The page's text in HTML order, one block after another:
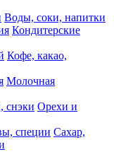
Воды, соки, напитки
Кондитерские
Кофе, какао,
Молочная
Орехи и
Сахар,